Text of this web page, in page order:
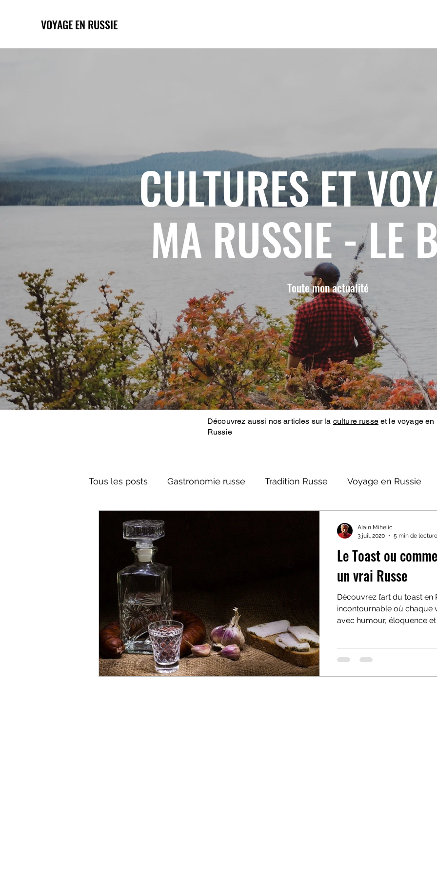
VOYAGE EN RUSSIE
CULTURES ET
MA RUSSIE - LE
Toute mon actualité
Découvrez aussi nos articles sur la culture russeet le voyage en
Russie
Tous les posts Gastronomie russe Tradition Russe Voyage en Russie
Société russe
Culture russe
Le Toast ou
un vrai Russe
Découvrez l’art du toast en
incontournable où chaque
avec humour, éloquence
Alain Mihelic
3 juil. 2020
5 min de lecture